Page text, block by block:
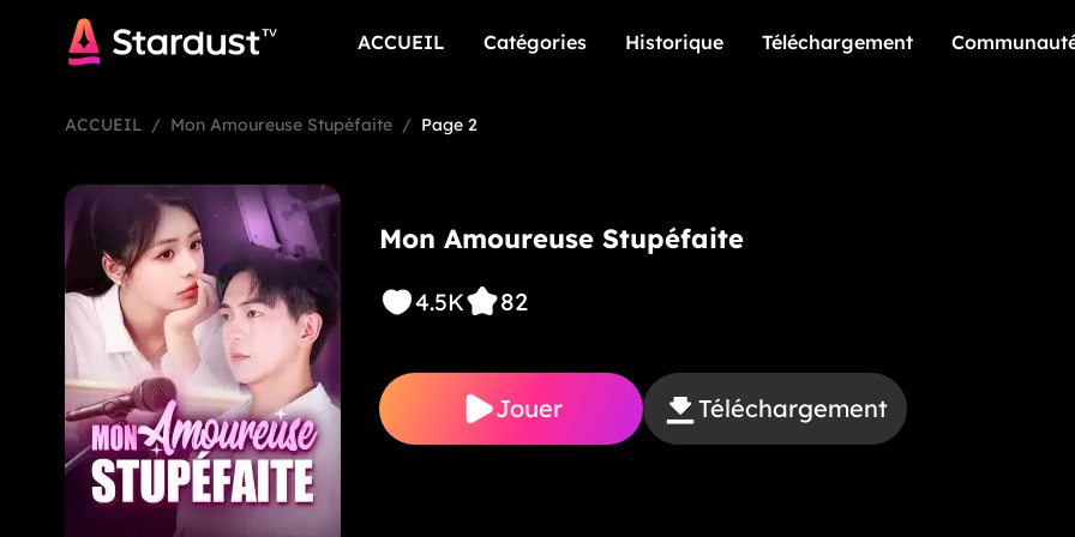
ACCUEIL
Catégories
Historique
Téléchargement
ACCUEIL / Mon Amoureuse Stupéfaite / Page 2
Mon Amoureuse Stupéfaite
4.5K 82
Jouer Téléchargement